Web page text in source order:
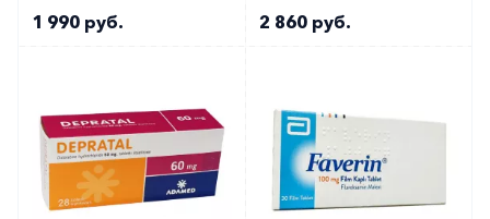
1 990 руб. 2 860 руб.